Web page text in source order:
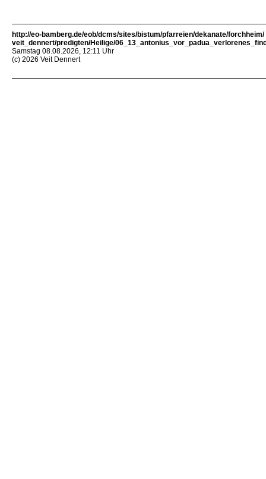
http://eo-bamberg.de/eob/dcms/sites/bistum/pfarreien/dekanate/forchheim/
veit_dennert/predigten/Heilige/
Samstag 08.08.2026, 12:11 Uhr
(c) 2026 Veit Dennert